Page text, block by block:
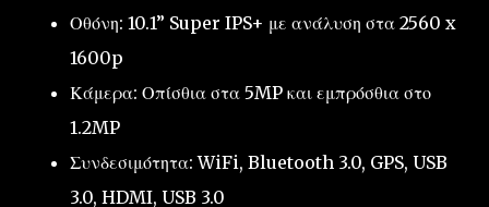
Οθόνη: 10.1” Super IPS+ με ανάλυση στα 2560 x
1600p
Κάμερα: Οπίσθια στα 5MP και εμπρόσθια στο
1.2MP
Συνδεσιμότητα: WiFi, Bluetooth 3.0, GPS, USB
3.0, HDMI, USB 3.0